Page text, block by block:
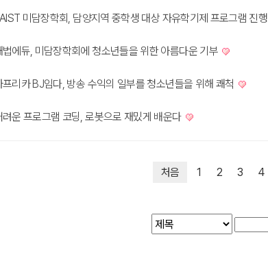
미담장학회, 담양지역 중학생 대상 자유학기제 프로그램 진행
에듀, 미담장학회에 청소년들을 위한 아름다운 기부
리카 BJ임다, 방송 수익의 일부를 청소년들을 위해 쾌척
운 프로그램 코딩, 로봇으로 재밌게 배운다
처음 1 2 3 4